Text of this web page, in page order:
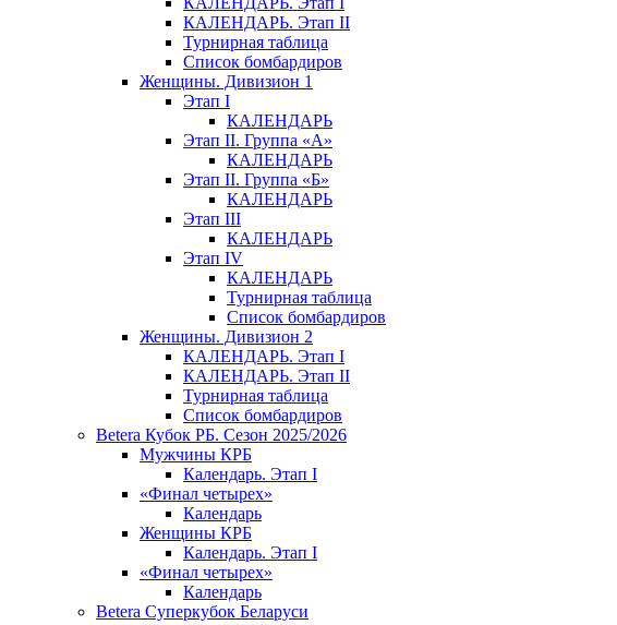
КАЛЕНДАРЬ. Этап II
Турнирная таблица
Список бомбардиров
Женщины. Дивизион 1
Этап I
КАЛЕНДАРЬ
Этап II. Группа «А»
КАЛЕНДАРЬ
Этап II. Группа «Б»
КАЛЕНДАРЬ
Этап III
КАЛЕНДАРЬ
Этап IV
КАЛЕНДАРЬ
Турнирная таблица
Список бомбардиров
Женщины. Дивизион 2
КАЛЕНДАРЬ. Этап I
КАЛЕНДАРЬ. Этап II
Турнирная таблица
Список бомбардиров
Betera Кубок РБ. Сезон 2025/2026
Мужчины КРБ
Календарь. Этап I
«Финал четырех»
Календарь
Женщины КРБ
Календарь. Этап I
«Финал четырех»
Календарь
Betera Суперкубок Беларуси